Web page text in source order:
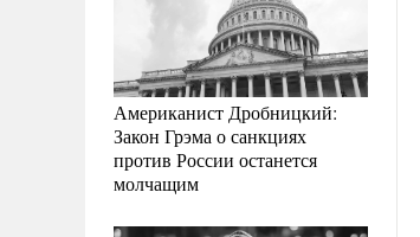
Американист Дробницкий:
Закон Грэма о санкциях
против России останется
молчащим